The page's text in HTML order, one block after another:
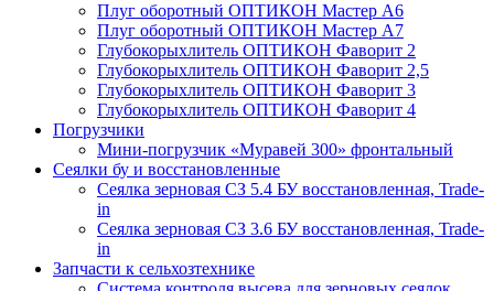
Плуг оборотный ОПТИКОН Мастер А6
Плуг оборотный ОПТИКОН Мастер А7
Глубокорыхлитель ОПТИКОН Фаворит 2
Глубокорыхлитель ОПТИКОН Фаворит 2,5
Глубокорыхлитель ОПТИКОН Фаворит 3
Глубокорыхлитель ОПТИКОН Фаворит 4
Погрузчики
Мини-погрузчик «Муравей 300» фронтальный
Сеялки бу и восстановленные
Сеялка зерновая СЗ 5.4 БУ восстановленная, Trade-
in
Сеялка зерновая СЗ 3.6 БУ восстановленная, Trade-
in
Запчасти к сельхозтехнике